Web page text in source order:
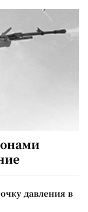
давления в